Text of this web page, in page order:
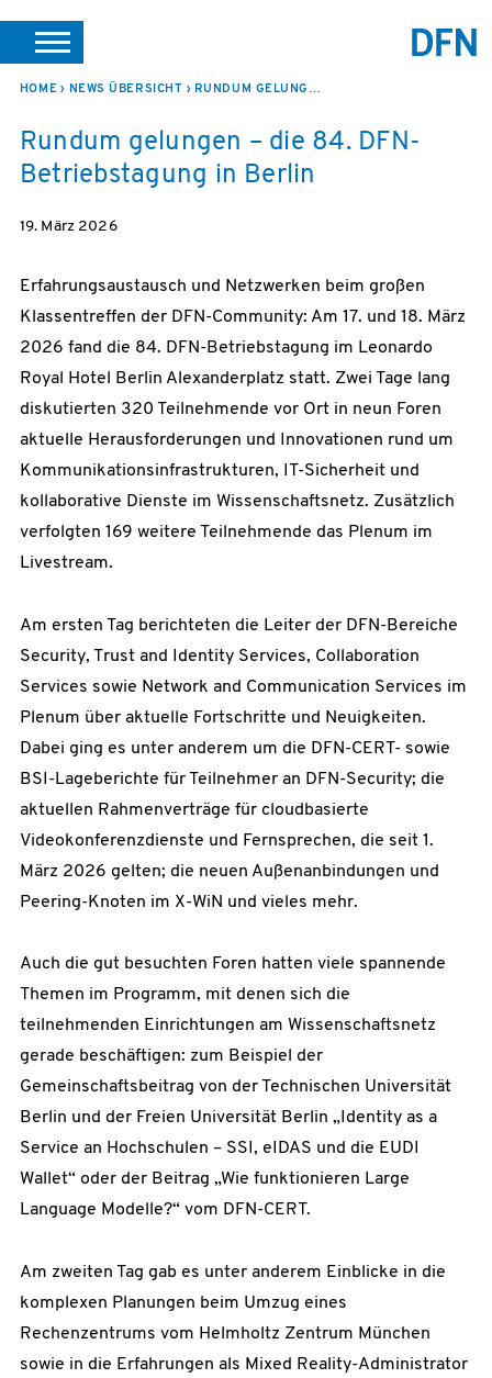
SUCHE PORTALE SUPPORT JOBS LEICHTE SPRACHE
VEREIN INTERN
HOME NEWS ÜBERSICHT RUNDUM GELUNGEN – DIE 84. DFN-BETRIEBSTAGUNG
Rundum gelungen – die 84. DFN-
Betriebstagung in Berlin
19. März 2026
Erfahrungsaustausch und Netzwerken beim großen
Klassentreffen der DFN-Community: Am 17. und 18. März
2026 fand die 84. DFN-Betriebstagung im Leonardo
Royal Hotel Berlin Alexanderplatz statt. Zwei Tage lang
diskutierten 320 Teilnehmende vor Ort in neun Foren
aktuelle Herausforderungen und Innovationen rund um
Kommunikationsinfrastrukturen, IT-Sicherheit und
kollaborative Dienste im Wissenschaftsnetz. Zusätzlich
verfolgten 169 weitere Teilnehmende das Plenum im
Livestream.
Am ersten Tag berichteten die Leiter der DFN-Bereiche
Security, Trust and Identity Services, Collaboration
Services sowie Network and Communication Services im
Plenum über aktuelle Fortschritte und Neuigkeiten.
Dabei ging es unter anderem um die DFN-CERT- sowie
BSI-Lageberichte für Teilnehmer an DFN-Security; die
aktuellen Rahmenverträge für cloudbasierte
Videokonferenzdienste und Fernsprechen, die seit 1.
März 2026 gelten; die neuen Außenanbindungen und
Peering-Knoten im X-WiN und vieles mehr.
Auch die gut besuchten Foren hatten viele spannende
Themen im Programm, mit denen sich die
teilnehmenden Einrichtungen am Wissenschaftsnetz
gerade beschäftigen: zum Beispiel der
Gemeinschaftsbeitrag von der Technischen Universität
Berlin und der Freien Universität Berlin „Identity as a
Service an Hochschulen – SSI, eIDAS und die EUDI
Wallet“ oder der Beitrag „Wie funktionieren Large
Language Modelle?“ vom DFN-CERT.
Am zweiten Tag gab es unter anderem Einblicke in die
komplexen Planungen beim Umzug eines
Rechenzentrums vom Helmholtz Zentrum München
sowie in die Erfahrungen als Mixed Reality-Administrator